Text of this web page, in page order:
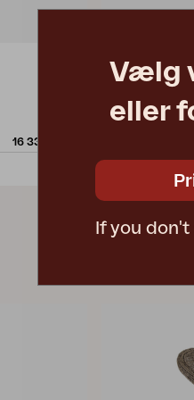
16 330 DKK
PEACE
Ø110 H73 cm
Vælg
eller
If you